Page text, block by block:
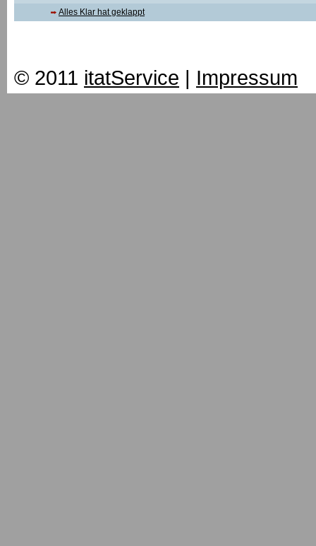
Alles Klar hat geklappt
© 2011 itatService | Impressum